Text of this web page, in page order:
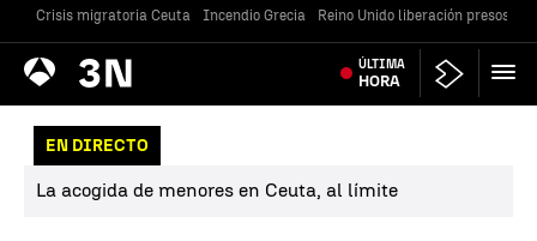
Crisis migratoria Ceuta Incendio Grecia Reino Unido liberación presos
Antena
3 Noticias ÚLTIMA
HORA
EN DIRECTO
La acogida de menores en Ceuta, al límite